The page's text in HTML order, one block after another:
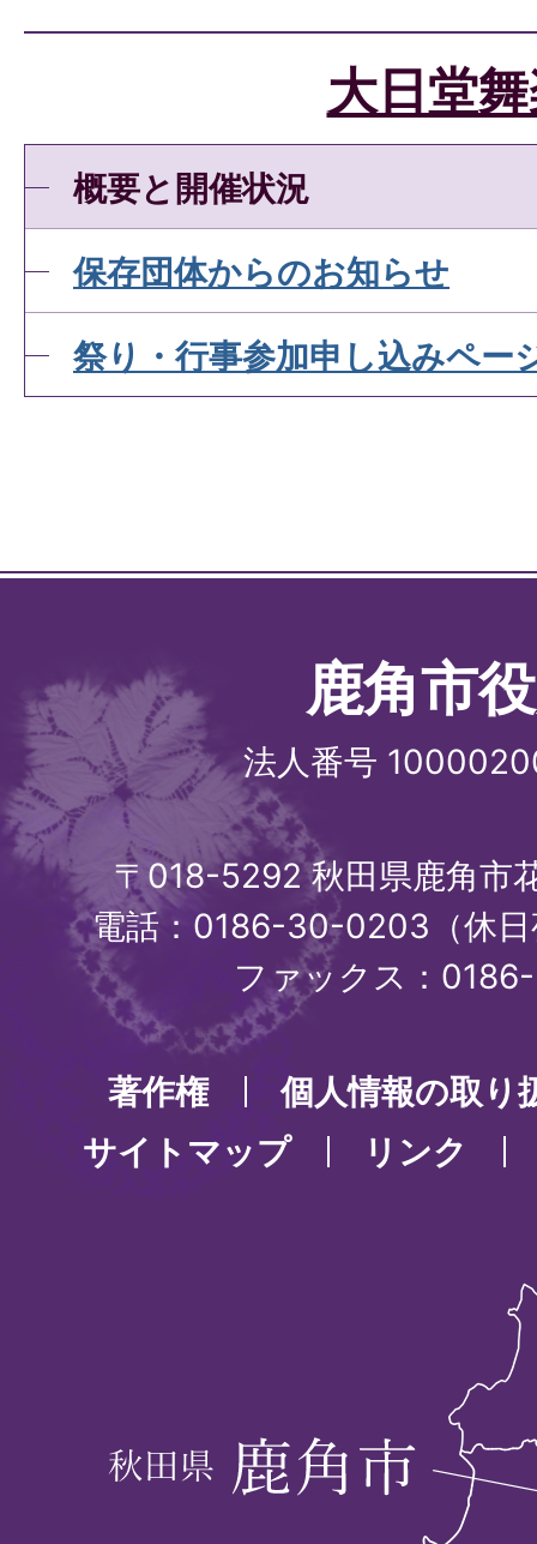
大日堂
概要と開催状況
保存団体からのお知らせ
祭り・行事参加申し込みペー
鹿角市
法人番号
〒018-5292 秋田県鹿角市
電話：0186-30-0203（休
ファックス：
著作権
個人情報の取り
サイトマップ
リンク